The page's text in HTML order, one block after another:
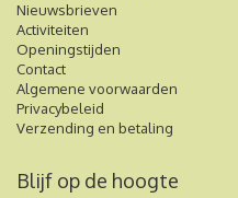
Nieuwsbrieven
Activiteiten
Openingstijden
Contact
Algemene voorwaarden
Privacybeleid
Verzending en betaling
Blijf op de hoogte